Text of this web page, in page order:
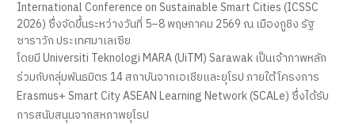
International Conference on Sustainable Smart Cities (ICSSC
2026) ซึ่งจัดขึ้นระหว่างวันที่ 5–8 พฤษภาคม 2569 ณ เมืองกูชิง รัฐ
ซาราวัก ประเทศมาเลเซีย
โดยมี Universiti Teknologi MARA (UiTM) Sarawak เป็นเจ้าภาพหลัก
ร่วมกับกลุ่มพันธมิตร 14 สถาบันจากเอเชียและยุโรป ภายใต้โครงการ
Erasmus+ Smart City ASEAN Learning Network (SCALe) ซึ่งได้รับ
การสนับสนุนจากสหภาพยุโรป